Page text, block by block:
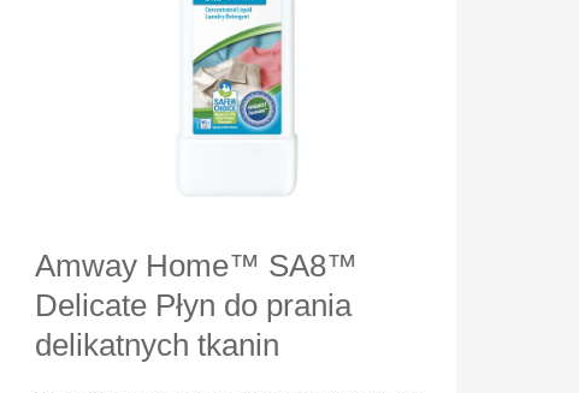
Amway Home™ SA8™
Delicate Płyn do prania
delikatnych tkanin